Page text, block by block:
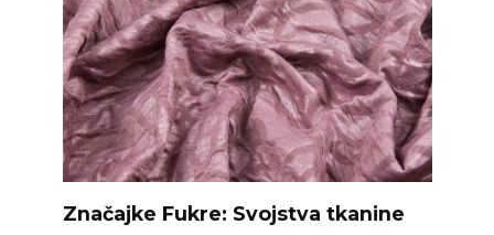
Značajke Fukre: Svojstva tkanine